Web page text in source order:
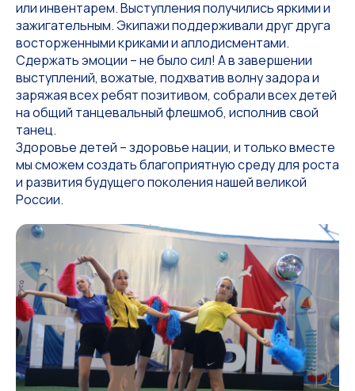
или инвентарем. Выступления получились яркими и
зажигательным. Экипажи поддерживали друг друга
восторженными криками и аплодисментами.
Сдержать эмоции – не было сил! А в завершении
выступлений, вожатые, подхватив волну задора и
заряжая всех ребят позитивом, собрали всех детей
на общий танцевальный флешмоб, исполнив свой
танец.
Здоровье детей – здоровье нации, и только вместе
мы сможем создать благоприятную среду для роста
и развития будущего поколения нашей великой
России.